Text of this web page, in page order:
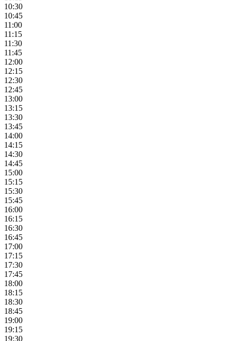
10:30
10:45
11:00
11:15
11:30
11:45
12:00
12:15
12:30
12:45
13:00
13:15
13:30
13:45
14:00
14:15
14:30
14:45
15:00
15:15
15:30
15:45
16:00
16:15
16:30
16:45
17:00
17:15
17:30
17:45
18:00
18:15
18:30
18:45
19:00
19:15
19:30